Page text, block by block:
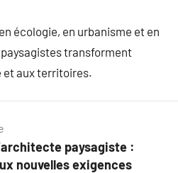
écologie, en urbanisme et en
transforment
et aux territoires.
paysagiste :
nouvelles exigences